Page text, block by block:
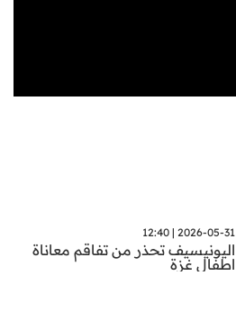
2026-05-31 | 12:40
اليونيسيف تحذر من تفاقم معاناة
اطفال غزة